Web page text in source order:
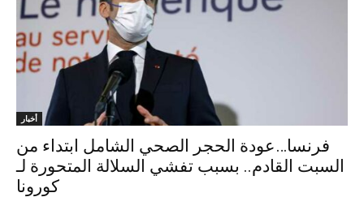
أخبار
فرنسا…عودة الحجر الصحي الشامل ابتداء من
السبت القادم.. بسبب تفشي السلالة المتحورة لـ
كورونا